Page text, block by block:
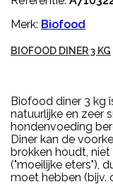
Merk: Biofood
BIOFOOD DINER 3 KG
Biofood diner 3 kg
natuurlijke en zeer
hondenvoeding
Diner kan de
brokken houdt,
("moeilijke eters"),
moet hebben (bijv.